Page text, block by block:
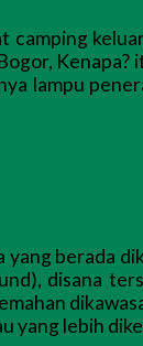
camping
lampu
berada
disana
yang lebih